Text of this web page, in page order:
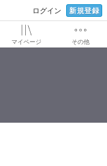
ログイン 新規登録
マイページ その他